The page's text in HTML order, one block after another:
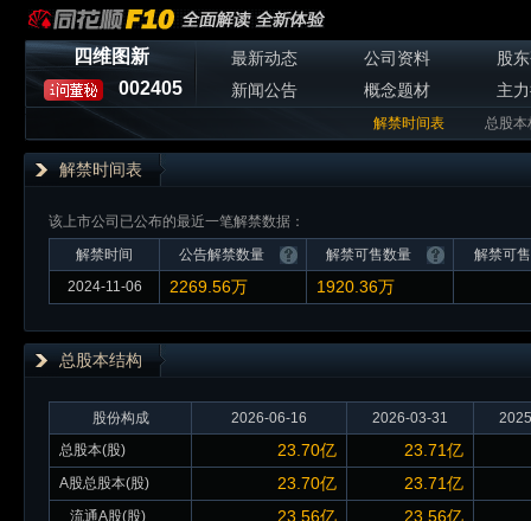
四维图新
002405
最新动态 公司资料
股
新闻公告
概念题材 主
解禁时间表 总股本
解禁时间表
该上市公司已公布的最近一笔解禁数据：
解禁时间
公告解禁数量 解禁可售数量
解禁可
2024-11-06
2269.56万 1920.36万
总股本结构
股份构成 2026-06-16 2026-03-31
总股本(股)
23.70亿 23.71亿
A股总股本(股) 23.70亿 23.71亿
流通A股(股) 23.56亿 23.56亿